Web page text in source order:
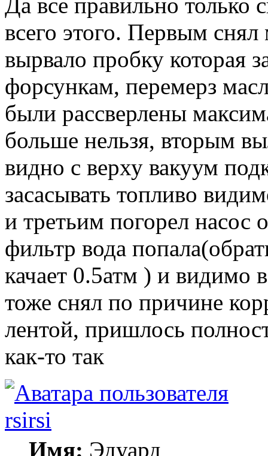
Да все правильно только
всего этого. Первым
вырвало пробку которая
форсункам, перемерз
были рассверлены
больше нельзя, вторым
видно с верху вакуум
засасывать топливо
и третьим погорел насос
фильтр вода
качает 0.5атм ) и видимо
тоже снял по причине
лентой, пришлось
как-то так
rsirsi
Имя: Эдуард